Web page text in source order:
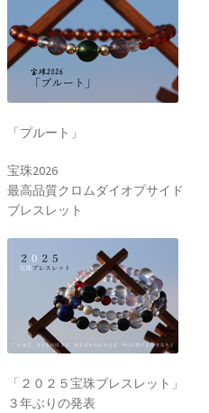
「プルート」
宝珠2026
最高品質クロムダイオプサイド
ブレスレット
「２０２５宝珠ブレスレット」
３年ぶりの発表